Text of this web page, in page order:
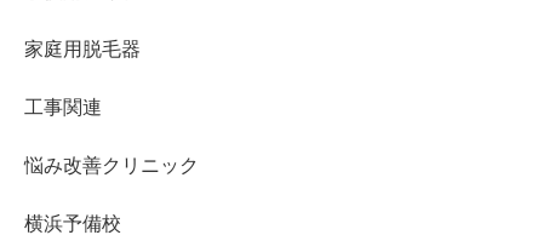
家庭用脱毛器
工事関連
悩み改善クリニック
横浜予備校